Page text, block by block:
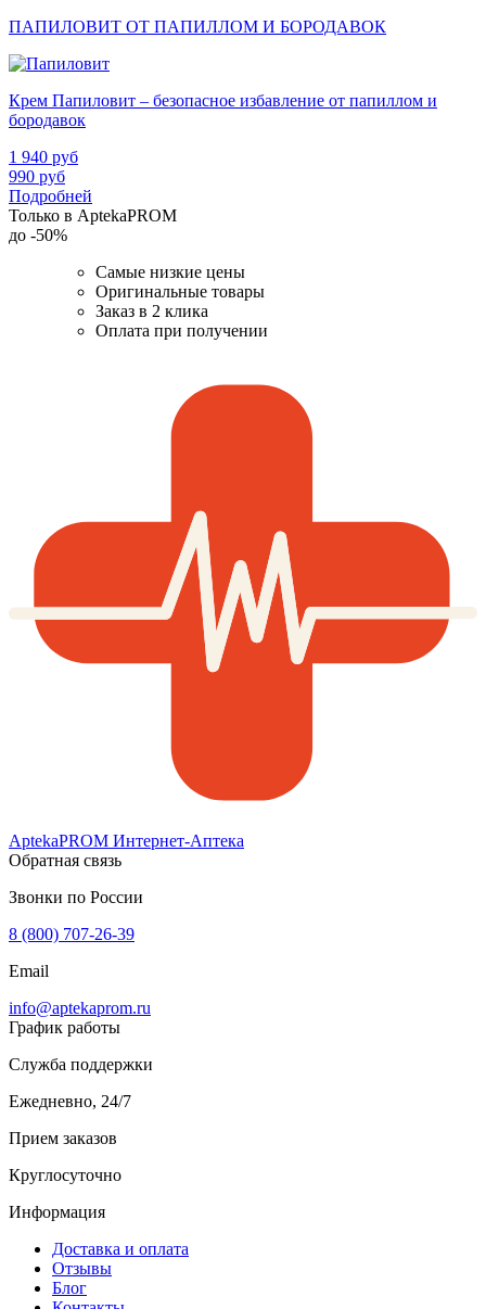
ПАПИЛОВИТ ОТ ПАПИЛЛОМ И БОРОДАВОК
Крем Папиловит – безопасное избавление от папиллом и
бородавок
1 940 руб
990 руб
Подробней
Только в AptekaPROM
до -50%
Самые низкие цены
Оригинальные товары
Заказ в 2 клика
Оплата при получении
AptekaPROM Интернет-Аптека
Обратная связь
Звонки по России
8 (800) 707-26-39
Email
info@aptekaprom.ru
График работы
Служба поддержки
Ежедневно, 24/7
Прием заказов
Круглосуточно
Информация
Доставка и оплата
Отзывы
Блог